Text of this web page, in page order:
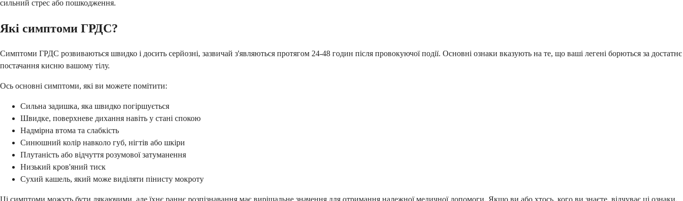
сильний стрес або пошкодження.
Які симптоми ГРДС?
Симптоми ГРДС розвиваються швидко і досить серйозні, зазвичай з'являються протягом 24-48 годин після провокуючої події. Основні ознаки вказують на те, що ваші легені борються за достатнє
постачання кисню вашому тілу.
Ось основні симптоми, які ви можете помітити:
Сильна задишка, яка швидко погіршується
Швидке, поверхневе дихання навіть у стані спокою
Надмірна втома та слабкість
Синюшний колір навколо губ, нігтів або шкіри
Плутаність або відчуття розумової затуманення
Низький кров'яний тиск
Сухий кашель, який може виділяти пінисту мокроту
Ці симптоми можуть бути лякаючими, але їхнє раннє розпізнавання має вирішальне значення для отримання належної медичної допомоги. Якщо ви або хтось, кого ви знаєте, відчуває ці ознаки,